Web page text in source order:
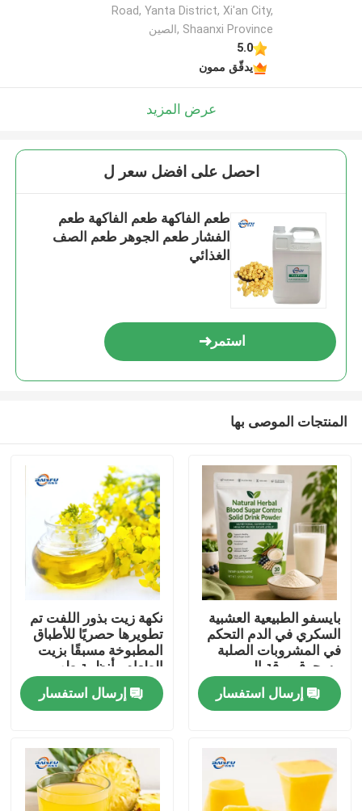
المنزل
فيديوهات
Road, Yanta District, Xi'an City,
Shaanxi Province ,الصين
5.0
يدقّق ممون
عرض المزيد
احصل على افضل سعر ل
طعم الفاكهة طعم الفاكهة طعم
الفشار طعم الجوهر طعم الصف
الغذائي
استمر
المنتجات الموصى بها
بايسفو الطبيعية العشبية
السكري في الدم التحكم
في المشروبات الصلبة
مسحوق ورقة المربى
جذر كودزو الجينسنغ
جوجي التوت بذور كاسيا
لدعم الجلوكوز الصحية
إرسال استفسار
نكهة زيت بذور اللفت تم
تطويرها حصريًا للأطباق
المطبوخة مسبقًا بزيت
الطعام وأنظمة طهي
الطعام الصينية
إرسال استفسار